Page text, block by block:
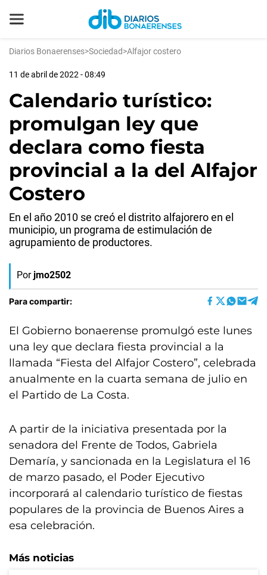
Diarios Bonaerenses>Sociedad>Alfajor costero
11 de abril de 2022 - 08:49
Calendario turístico:
promulgan ley que
declara como fiesta
provincial a la del Alfajor
Costero
En el año 2010 se creó el distrito alfajorero en el
municipio, un programa de estimulación de
agrupamiento de productores.
Por jmo2502
Para compartir:
El Gobierno bonaerense promulgó este lunes
una ley que declara fiesta provincial a la
llamada “Fiesta del Alfajor Costero”, celebrada
anualmente en la cuarta semana de julio en
el Partido de La Costa.
A partir de la iniciativa presentada por la
senadora del Frente de Todos, Gabriela
Demaría, y sancionada en la Legislatura el 16
de marzo pasado, el Poder Ejecutivo
incorporará al calendario turístico de fiestas
populares de la provincia de Buenos Aires a
esa celebración.
Más noticias